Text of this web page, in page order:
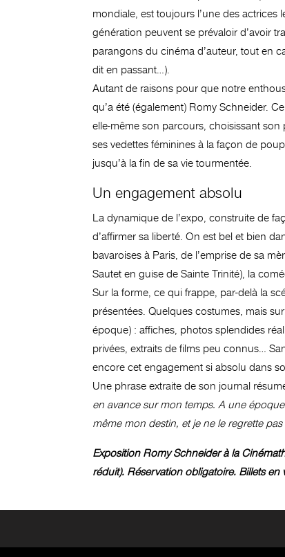
mondiale, est toujours l’une des actrices
génération peuvent se prévaloir d’avoir
parangons du cinéma d’auteur, tout en
dit en passant…).
Autant de raisons pour que notre
qu’a été (également) Romy Schneider.
elle-même son parcours, choisissant
ses vedettes féminines à la façon de
jusqu’à la fin de sa vie tourmentée.
Un engagement absolu
La dynamique de l’expo, construite de
d’affirmer sa liberté. On est bel et bien
bavaroises à Paris, de l’emprise de sa
Sautet en guise de Sainte Trinité), la
Sur la forme, ce qui frappe, par-delà la
présentées. Quelques costumes, mais
époque) : affiches, photos splendides
privées, extraits de films peu connus…
encore cet engagement si absolu dans
Une phrase extraite de son journal
en avance sur mon temps. A une
même mon destin, et je ne le regrette pas
Exposition Romy Schneider à la
réduit). Réservation obligatoire. Billets